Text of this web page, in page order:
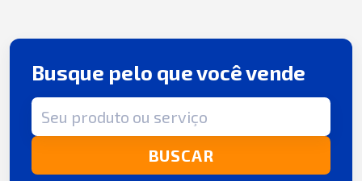
Busque pelo que você vende
Termo de busca
BUSCAR